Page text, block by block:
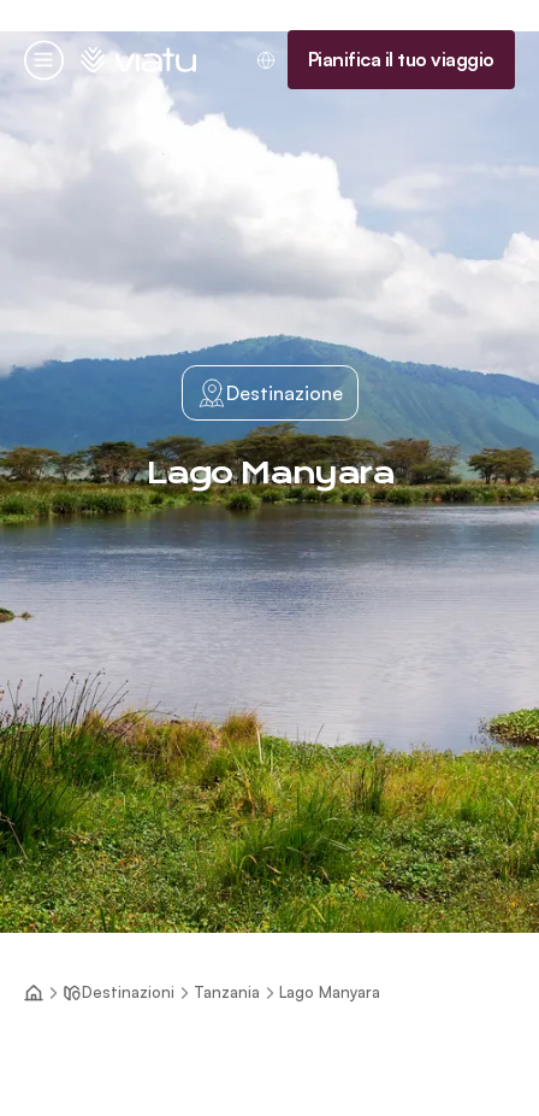
Menu
Homepage Pianifica il tuo viaggio
Destinazione
Lago Manyara
Destinazioni Tanzania Lago Manyara